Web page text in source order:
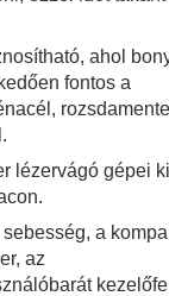
ahol
fontos a
lézervágó gépei
a
az